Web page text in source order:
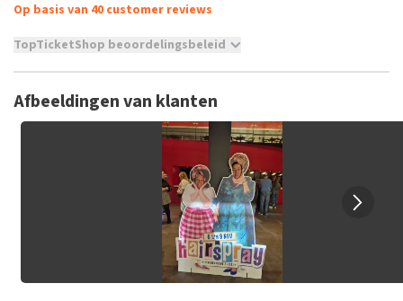
Op basis van 40 customer reviews
TopTicketShop beoordelingsbeleid
niet mogelijk om een review achter te laten als je geen
tickets hebt aangeschaft bij TopTicketShop. Reviews met
grof taalgebruik en/of onwaarheden worden niet geplaatst.
Het kan enkele weken duren voordat een review wordt
Afbeeldingen van klanten